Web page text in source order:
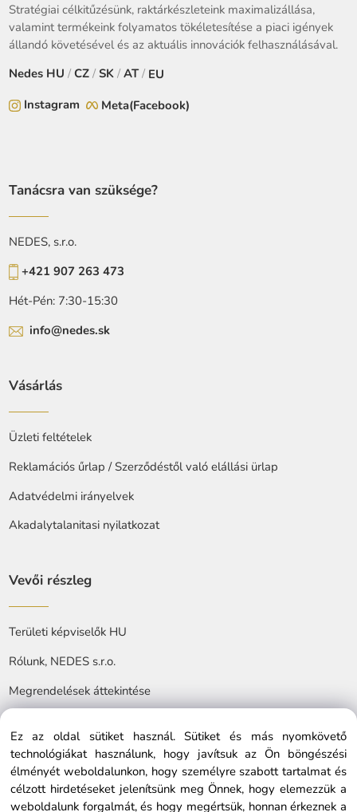
Stratégiai célkitűzésünk, raktárkészleteink maximalizállása,
valamint termékeink folyamatos tökéletesítése a piaci igények
állandó követésével és az aktuális innovációk felhasználásával.
Nedes HU /CZ /SK / AT/ EU
Instagram
Meta(Facebook)
Tanácsra van szüksége?
NEDES, s.r.o.
+421 907 263 473
Hét-Pén: 7:30-15:30
info@nedes.sk
Vásárlás
Üzleti feltételek
Reklamációs űrlap / Szerződéstől való elállási ürlap
Adatvédelmi irányelvek
Akadalytalanitasi nyilatkozat
Vevői részleg
Területi képviselők HU
Rólunk, NEDES s.r.o.
Megrendelések áttekintése
© Copyright © 2025 nedes.hu, All rights reserved
Ez az oldal sütiket használ. Sütiket és más nyomkövető
technológiákat használunk, hogy javítsuk az Ön böngészési
élményét weboldalunkon, hogy személyre szabott tartalmat és
célzott hirdetéseket jelenítsünk meg Önnek, hogy elemezzük a
weboldalunk forgalmát, és hogy megértsük, honnan érkeznek a